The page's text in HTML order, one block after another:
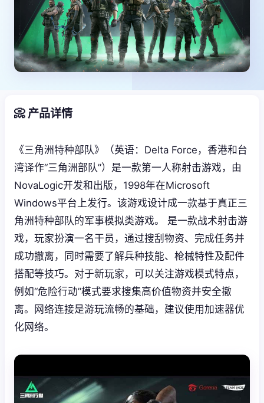
📀 产品详情
《三角洲特种部队》（英语：Delta Force，香港和台
湾译作“三角洲部队”）是一款第一人称射击游戏，由
NovaLogic开发和出版，1998年在Microsoft
Windows平台上发行。该游戏设计成一款基于真正三
角洲特种部队的军事模拟类游戏。 是一款战术射击游
戏，玩家扮演一名干员，通过搜刮物资、完成任务并
成功撤离，同时需要了解兵种技能、枪械特性及配件
搭配等技巧。对于新玩家，可以关注游戏模式特点，
例如“危险行动”模式要求搜集高价值物资并安全撤
离。网络连接是游玩流畅的基础，建议使用加速器优
化网络。